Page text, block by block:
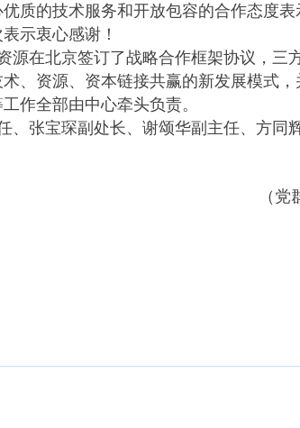
质的技术服务和开放包容的合作态度表
示衷心感谢！
源在北京签订了战略合作框架协议，三
、资源、资本链接共赢的新发展模式
作全部由中心牵头负责。
、张宝琛副处长、谢颂华副主任、方同
（党